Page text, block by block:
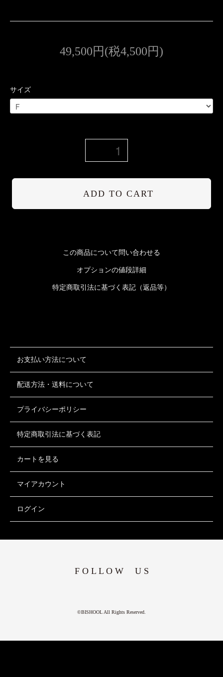
49,500円(税4,500円)
サイズ
ADD TO CART
この商品について問い合わせる
オプションの値段詳細
特定商取引法に基づく表記（返品等）
お支払い方法について
配送方法・送料について
プライバシーポリシー
特定商取引法に基づく表記
カートを見る
マイアカウント
ログイン
F O L L O W U S
©BISHOOL All Rights Reserved.